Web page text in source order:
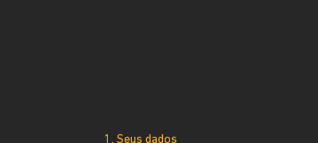
1. Seus dados